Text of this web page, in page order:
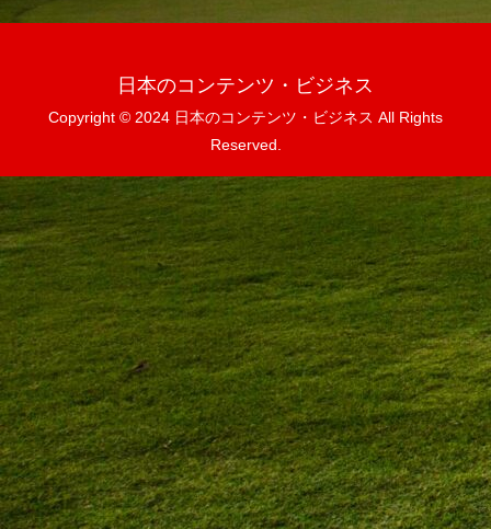
日本のコンテンツ・ビジネス
Copyright © 2024 日本のコンテンツ・ビジネス All Rights
Reserved.